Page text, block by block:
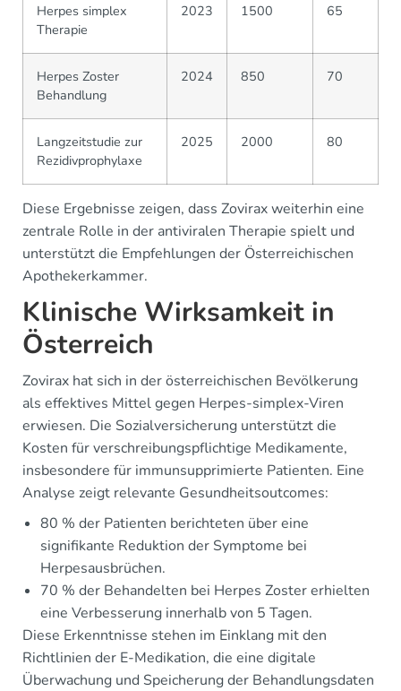
Herpes simplex
Therapie
2023 1500 65
Herpes Zoster
Behandlung
2024 850 70
Langzeitstudie zur
Rezidivprophylaxe
2025 2000 80
Diese Ergebnisse zeigen, dass Zovirax weiterhin eine
zentrale Rolle in der antiviralen Therapie spielt und
unterstützt die Empfehlungen der Österreichischen
Apothekerkammer.
Klinische Wirksamkeit in
Österreich
Zovirax hat sich in der österreichischen Bevölkerung
als effektives Mittel gegen Herpes-simplex-Viren
erwiesen. Die Sozialversicherung unterstützt die
Kosten für verschreibungspflichtige Medikamente,
insbesondere für immunsupprimierte Patienten. Eine
Analyse zeigt relevante Gesundheitsoutcomes:
80 % der Patienten berichteten über eine
signifikante Reduktion der Symptome bei
Herpesausbrüchen.
70 % der Behandelten bei Herpes Zoster erhielten
eine Verbesserung innerhalb von 5 Tagen.
Diese Erkenntnisse stehen im Einklang mit den
Richtlinien der E-Medikation, die eine digitale
Überwachung und Speicherung der Behandlungsdaten